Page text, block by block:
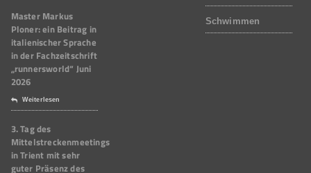
Master Markus
Ploner: ein Beitrag in
italienischer Sprache
in der Fachzeitschrift
„runnersworld“ Juni
2026
Weiterlesen
3. Tag des
Mittelstreckenmeetings
in Trient mit sehr
guter Präsenz des
Schwimmen